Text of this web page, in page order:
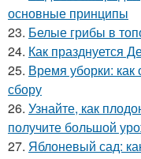
основные принципы
23. Белые грибы в
24. Как празднуется
25. Время уборки: как
сбору
26. Узнайте, как
получите большой
27. Яблоневый сад: